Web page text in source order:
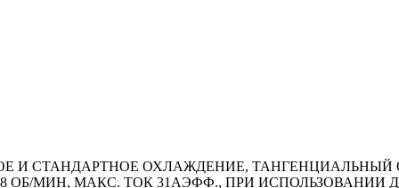
И СТАНДАРТНОЕ ОХЛАЖДЕНИЕ, ТАНГЕНЦИАЛЬНЫЙ
ОБ/MИН, МАКС. ТОК 31АЭФФ., ПРИ